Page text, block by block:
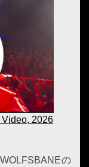
Video, 2026
の